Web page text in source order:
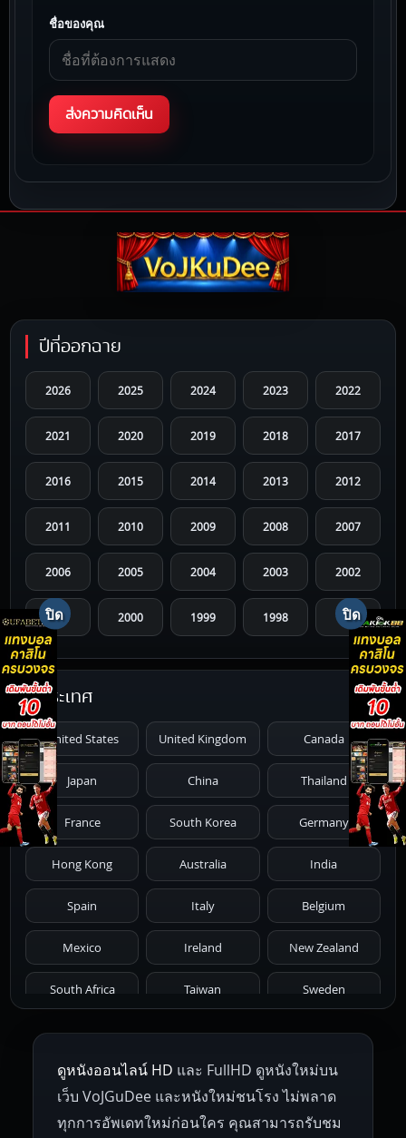
ชื่อของคุณ
ปีที่ออกฉาย
2026 2025 2024 2023 2022
2021 2020 2019 2018 2017
2016 2015 2014 2013 2012
2011 2010 2009 2008 2007
2006 2005 2004 2003 2002
2001 2000 1999 1998 1997
1996 1995 1994 1993 1992
1986 1985 1984 1983 1982
1981 1980 1979 1978 1977
1976 1975 1974 1973 1972
1971 1970 1969 1968 1967
1966 1965 1964 1963 1962
1959 1955
1945 1942 1941 1940 1939
1938 1937 1930 1928 1916
ประเทศ
United States United Kingdom Canada
Japan China Thailand
France South Korea Germany
Hong Kong Australia India
Spain Italy Belgium
Mexico Ireland New Zealand
South Africa Taiwan Sweden
Netherlands Russia Poland
Hungary Denmark Bulgaria
Czech Republic Brazil Turkey
ดูหนังออนไลน์ HD และ FullHD ดูหนังใหม่บน
เว็บ VoJGuDee และหนังใหม่ชนโรง ไม่พลาด
ทุกการอัพเดทใหม่ก่อนใคร คุณสามารถรับชม